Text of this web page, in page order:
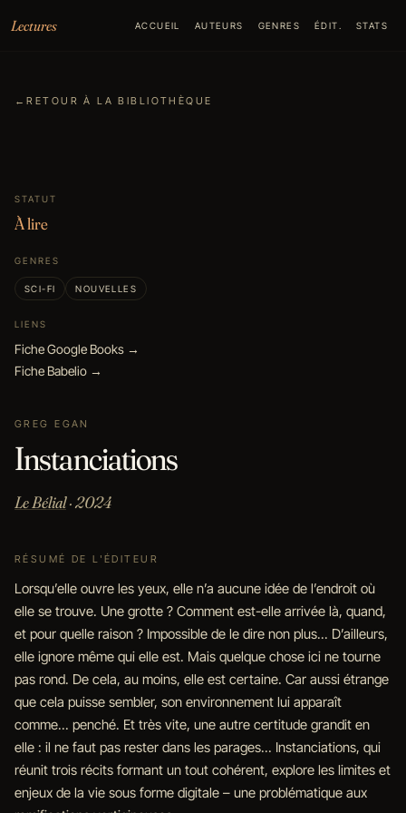
Lectures
ACCUEIL AUTEURS GENRES ÉDIT. STATS
←RETOUR À LA BIBLIOTHÈQUE
STATUT
À lire
GENRES
SCI-FI NOUVELLES
LIENS
Fiche Google Books →
Fiche Babelio →
GREG EGAN
Instanciations
Le Bélial· 2024
RÉSUMÉ DE L'ÉDITEUR
Lorsqu’elle ouvre les yeux, elle n’a aucune idée de l’endroit où
elle se trouve. Une grotte ? Comment est-elle arrivée là, quand,
et pour quelle raison ? Impossible de le dire non plus... D’ailleurs,
elle ignore même qui elle est. Mais quelque chose ici ne tourne
pas rond. De cela, au moins, elle est certaine. Car aussi étrange
que cela puisse sembler, son environnement lui apparaît
comme... penché. Et très vite, une autre certitude grandit en
elle : il ne faut pas rester dans les parages... Instanciations, qui
réunit trois récits formant un tout cohérent, explore les limites et
enjeux de la vie sous forme digitale – une problématique aux